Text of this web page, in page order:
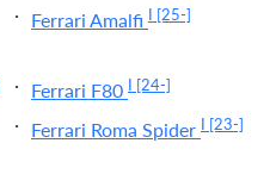
Ferrari Amalfi I [25-]
Ferrari F80 I [24-]
Ferrari Roma Spider I [23-]